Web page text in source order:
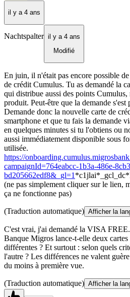
il y a 4 ans
Nachtspalter il y a 4 ans
Modifié
En juin, il n'était pas encore possible
de crédit Cumulus. Tu as demandé la
qui distribue aussi des points Cumulus,
produit. Peut-être que la demande s'est
Demande donc la nouvelle carte de
smartphone et que tu fais la demande
en quelques minutes si tu l'obtiens ou
aussi immédiatement disponible sous
utilisée.
https://
campaignId=764eabcc-1b3a-486e-
bd205662edf8&_gl=1
(ne pas simplement cliquer sur le lien,
ça ne fonctionne pas)
(Traduction automatique) Afficher la
C'est vrai, j'ai demandé la VISA
Banque Migros lance-t-elle deux
différentes ? Et surtout : selon quels
l'autre ? Les différences ne valent
du moins à première vue.
(Traduction automatique) Afficher la